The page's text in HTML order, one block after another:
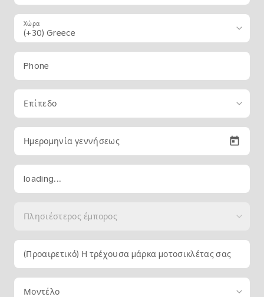
Χώρα
Phone
Επίπεδο
Ημερομηνία γεννήσεως
loading...
Πλησιέστερος έμπορος
(Προαιρετικό) Η τρέχουσα μάρκα μοτοσικλέτας σας
Μοντέλο